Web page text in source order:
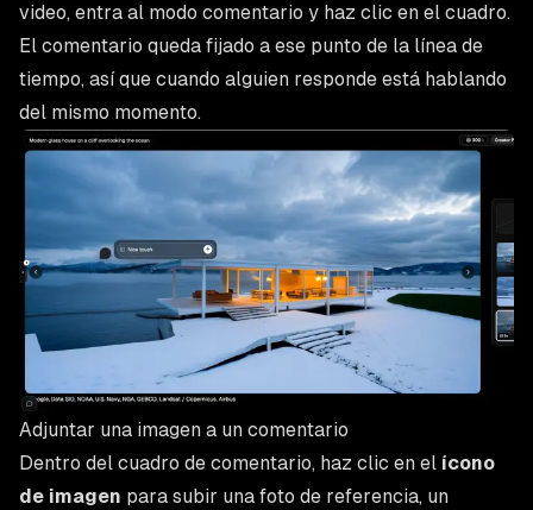
video, entra al modo comentario y haz clic en el cuadro.
El comentario queda fijado a ese punto de la línea de
tiempo, así que cuando alguien responde está hablando
del mismo momento.
Adjuntar una imagen a un comentario
Dentro del cuadro de comentario, haz clic en el ícono
de imagen para subir una foto de referencia, un